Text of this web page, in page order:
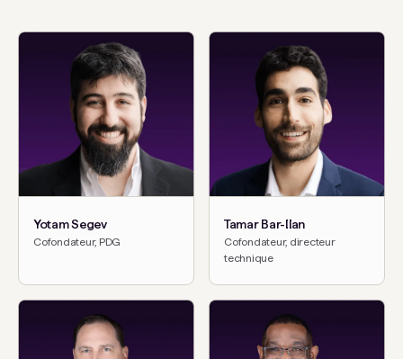
Yotam Segev
Cofondateur, PDG
Tamar Bar-Ilan
Cofondateur, directeur
technique